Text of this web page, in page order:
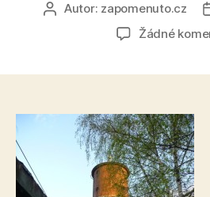
AutorAutor: zapomenuto.cz
Žádné